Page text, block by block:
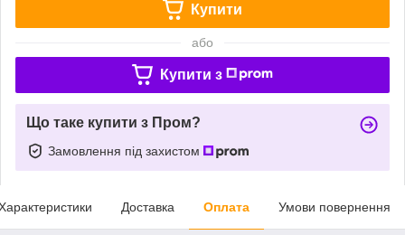
Купити
або
Купити з
Що таке купити з Пром?
Замовлення під захистом
Доставка Оплата Умови повернення